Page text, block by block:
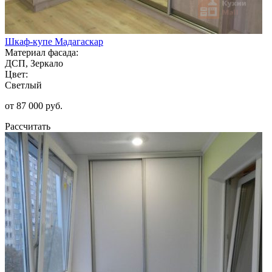
Шкаф-купе Мадагаскар
Материал фасада:
ДСП, Зеркало
Цвет:
Светлый
от 87 000 руб.
Рассчитать